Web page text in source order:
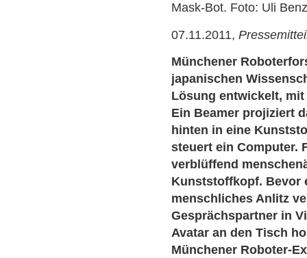
Mask-Bot. Foto: Uli
07.11.2011,
Münchener
japanischen
Lösung entwickelt,
Ein Beamer projiziert
hinten in eine
steuert ein Computer.
verblüffend
Kunststoffkopf. Bevor
menschliches Anlitz
Gesprächspartner in
Avatar an den Tisch
Münchener Roboter-